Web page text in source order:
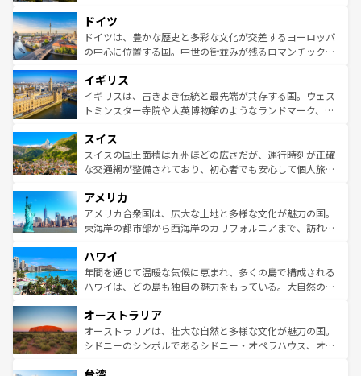
の城塞都市、穏やかなビーチリゾートまで多彩な表情を見
せる。地方によって風土や気候が異なるスペインはその個
性で訪れる人を魅了する。 なお、新着のスペイン情報はコ
で、幅広い魅力が詰まっている。華麗な宮殿、歴史的な大
聖堂、美しいビーチ、そして豊かな自然が、訪れる者を心
から魅了する。また、フランスは美食の国としても知ら
いる。シャンパンの発祥地であるランス、プロヴァンスの
香り高いラベンダー畑など、多彩な楽しみ方が可能だ。さ
らに、パリ以外の地域にも魅力が溢れており、どの街角に
れる地方に足を運ぶとそれぞれで全く異なる文化を体験で
きるだろう。 なお、新着のフランス情報はコンテンツ一覧
を参照してほしい。
ドイツ
ドイツは、豊かな歴史と多彩な文化が交差するヨーロッパ
の中心に位置する国。中世の街並みが残るロマンチック街
顔を持つこの国は、どこを歩いても飽きることがない。ベ
ルリンの文化的活気、バイエルン州のアルプスの絶景、そ
してライン川沿いのワイン畑といった風景は必見。ビール
は、お酒好きな人にはぜひ体験してほしい。 なお、新着の
ドイツ情報はコンテンツ一覧を参照してほしい。
イギリス
イギリスは、古きよき伝統と最先端が共存する国。ウェス
トミンスター寺院や大英博物館のようなランドマーク、歴
リアごとに異なる魅力がある。また、優雅なアフタヌーン
ティー、ビール好きにはたまらない英国パブ、サッカー観
戦など、本場だからこそできる体験も豊富。イギリスを旅
ンツ一覧を参照してほしい。
スイス
スイスの国土面積は九州ほどの広さだが、運行時刻が正確
な交通網が整備されており、初心者でも安心して個人旅行
の建物がそのまま残る町や、スイスならではのユニークな
博物館もあり、アルプス観光だけでなく町歩きも満喫する
ことができる。国民の所得が高いため物価も高いが、旅行
ば市内交通費無料で観光を楽しむこともできる。 なお、新
着のスイス情報はコンテンツ一覧 を参照してほしい。
アメリカ
アメリカ合衆国は、広大な土地と多様な文化が魅力の国。
東海岸の都市部から西海岸のカリフォルニアまで、訪れる
のような巨大都市は、観光、ショッピング、エンターテイ
ンメントが詰まった刺激的なスポットだ。一方、アメリカ
西部には大自然が広がり、グランドキャニオンやイエロー
部のニューオーリンズでは、音楽と美食が融合した独特の
文化が魅力。旅行者はアメリカの各地域で異なる魅力を楽
しみながら、その多様性と豊かな歴史を感じることができ
ならではの贅沢な旅のスタイルだ。 なお、新着のアメリカ
ハワイ
年間を通じて温暖な気候に恵まれ、多くの島で構成される
ハワイは、どの島も独自の魅力をもっている。大自然の神
ワイ島は見逃せない。また、定番の観光地といえばオアフ
島だが、静かな自然を求めるならマウイ島やカウアイ島が
おすすめ。エメラルドグリーンに輝く海をはじめ、豊かな
れるおもてなしの心で訪れる人々を迎えてくれるハワイの
オーストラリア
オーストラリアは、壮大な自然と多様な文化が魅力の国。
シドニーのシンボルであるシドニー・オペラハウス、オー